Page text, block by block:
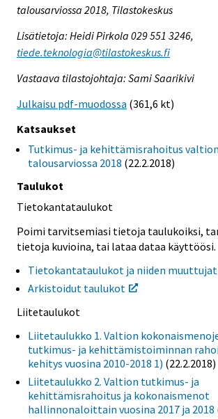
talousarviossa 2018, Tilastokeskus
Lisätietoja: Heidi Pirkola 029 551 3246,
tiede.teknologia@tilastokeskus.fi
Vastaava tilastojohtaja: Sami Saarikivi
Julkaisu pdf-muodossa (361,6 kt)
Katsaukset
Tutkimus- ja kehittämisrahoitus valtion
talousarviossa 2018 (22.2.2018)
Taulukot
Tietokantataulukot
Poimi tarvitsemiasi tietoja taulukoiksi,
tietoja kuvioina, tai lataa dataa käyttöösi.
Tietokantataulukot ja niiden muuttujat
Arkistoidut taulukot
Liitetaulukot
Liitetaulukko 1. Valtion
tutkimus- ja kehittämistoiminnan
kehitys vuosina 2010-2018 1) (22.2.2018)
Liitetaulukko 2. Valtion tutkimus- ja
kehittämisrahoitus ja kokonaismenot
hallinnonaloittain vuosina 2017 ja 2018